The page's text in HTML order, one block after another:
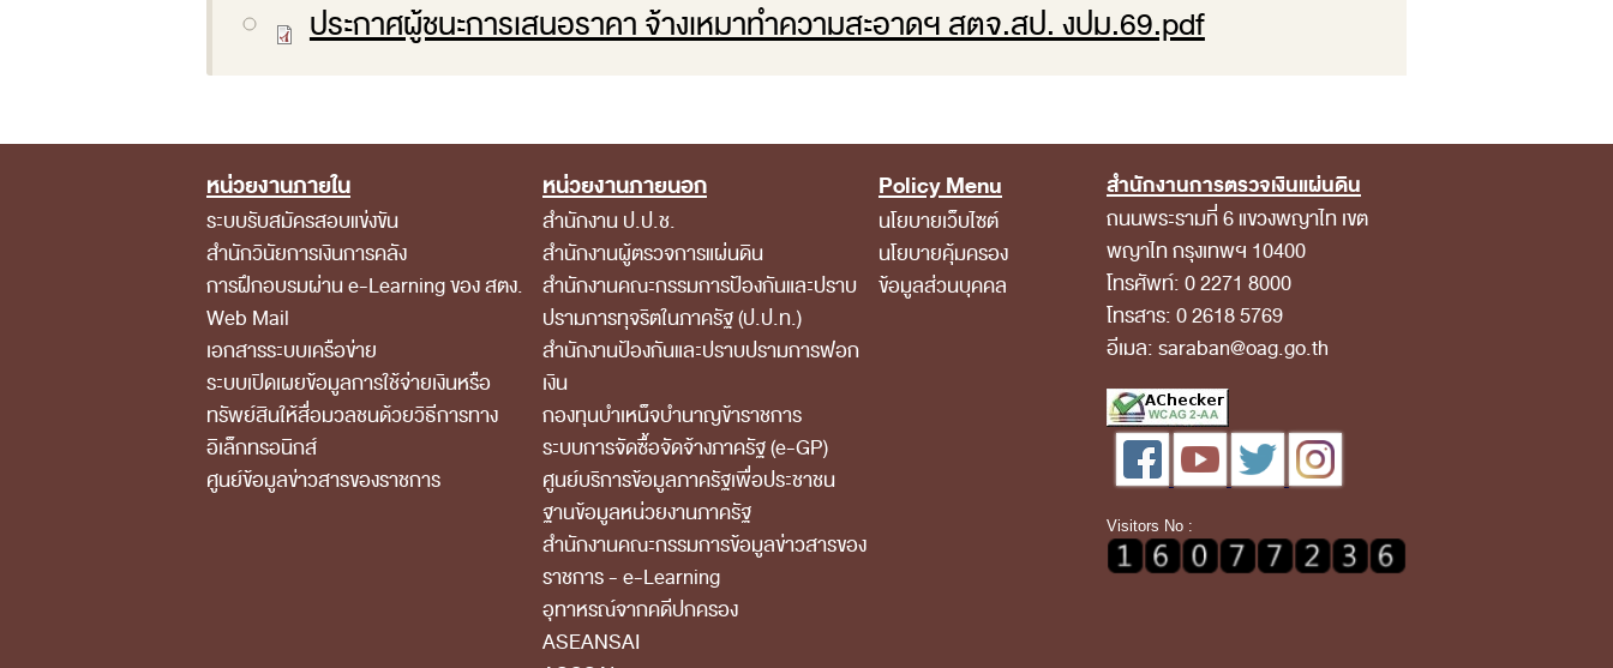
ประกาศผู้ชนะการเสนอราคา จ้างเหมาทำความสะอาดฯ สตจ.สป. งปม.69.pdf
Footer Menu
หน่วยงานภายใน
ระบบรับสมัครสอบแข่งขัน
สำนักวินัยการเงินการคลัง
การฝึกอบรมผ่าน e-Learning ของ สตง.
Web Mail
เอกสารระบบเครือข่าย
ระบบเปิดเผยข้อมูลการใช้จ่ายเงินหรือ
ทรัพย์สินให้สื่อมวลชนด้วยวิธีการทาง
อิเล็กทรอนิกส์
ศูนย์ข้อมูลข่าวสารของราชการ
หน่วยงานภายนอก
สำนักงาน ป.ป.ช.
สำนักงานผู้ตรวจการแผ่นดิน
สำนักงานคณะกรรมการป้องกันและปราบ
ปรามการทุจริตในภาครัฐ (ป.ป.ท.)
สำนักงานป้องกันและปราบปรามการฟอก
เงิน
กองทุนบำเหน็จบำนาญข้าราชการ
ระบบการจัดซื้อจัดจ้างภาครัฐ (e-GP)
ศูนย์บริการข้อมูลภาครัฐเพื่อประชาชน
ฐานข้อมูลหน่วยงานภาครัฐ
สํานักงานคณะกรรมการข้อมูลข่าวสารของ
ราชการ - e-Learning
อุทาหรณ์จากคดีปกครอง
ASEANSAI
Policy Menu
นโยบายเว็บไซต์
นโยบายคุ้มครอง
ข้อมูลส่วนบุคคล
สำนักงานการตรวจเงินแผ่นดิน
ถนนพระรามที่ 6 แขวงพญาไท เขต
พญาไท กรุงเทพฯ 10400
โทรศัพท์: 0 2271 8000
โทรสาร: 0 2618 5769
อีเมล: saraban@oag.go.th
Visitors No :